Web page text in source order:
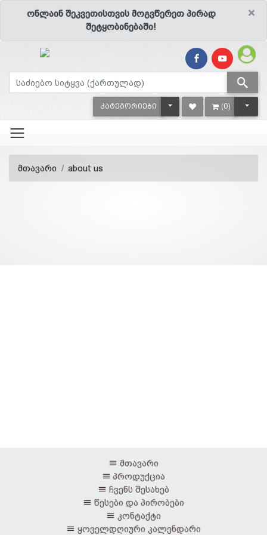
×
ონლაინ შეკვეთისთვის მოგვწერეთ პირად
შეტყობინებაში!
ᲙᲐᲢᲔᲒᲝᲠᲘᲔᲑᲘ TOGGLE DROPDOWN
(0)
მთავარი about us
მთავარი
პროდუქცია
ჩვენს შესახებ
წესები და პირობები
კონტაქტი
ყოველდღიური კალენდარი